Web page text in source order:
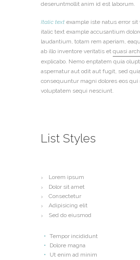
deseruntmollit anim id est laborum.
Italic text example iste natus error sit
italic text example accusantium
laudantium, totam rem aperiam,
ab illo inventore veritatis et quasi
explicabo. Nemo enptatem quia
aspernatur aut odit aut fugit, sed quia
consequuntur magni dolores eos qui
voluptatem sequi nesciunt.
List Styles
Lorem ipsum
Dolor sit amet
Consectetur
Adipisicing elit
Sed do eiusmod
Tempor incididunt
Dolore magna
Ut enim ad minim